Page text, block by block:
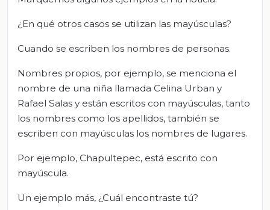
¿En qué otros casos se utilizan las mayúsculas?
Cuando se escriben los nombres de personas.
Nombres propios, por ejemplo, se menciona el
nombre de una niña llamada Celina Urban y
Rafael Salas y están escritos con mayúsculas, tanto
los nombres como los apellidos, también se
escriben con mayúsculas los nombres de lugares.
Por ejemplo, Chapultepec, está escrito con
mayúscula.
Un ejemplo más, ¿Cuál encontraste tú?